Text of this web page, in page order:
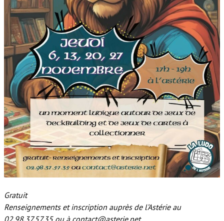
Gratuit
Renseignements et inscription auprès de l’Astérie au